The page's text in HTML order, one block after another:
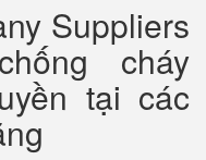
Suppliers
cháy
tại các